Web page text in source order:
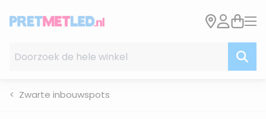
Zwarte inbouwspots